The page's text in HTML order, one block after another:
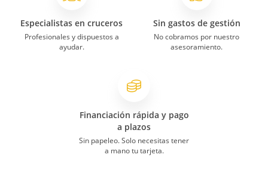
Especialistas en cruceros
Profesionales y dispuestos a
ayudar.
Sin gastos de gestión
No cobramos por nuestro
asesoramiento.
Financiación rápida y pago
a plazos
Sin papeleo. Solo necesitas tener
a mano tu tarjeta.